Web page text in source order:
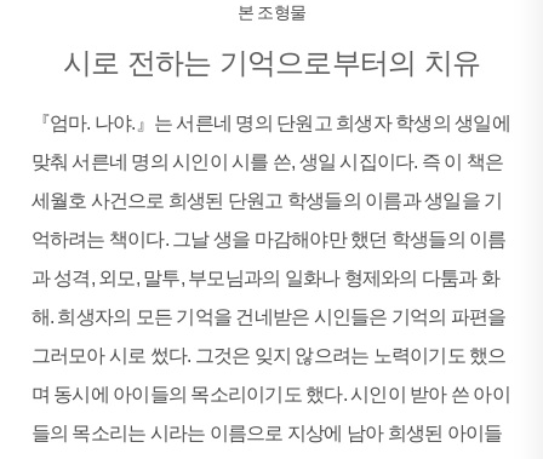
본 조형물
시로 전하는 기억으로부터의 치유
『엄마. 나야.』는 서른네 명의 단원고 희생자 학생의 생일에
맞춰 서른네 명의 시인이 시를 쓴, 생일 시집이다. 즉 이 책은
세월호 사건으로 희생된 단원고 학생들의 이름과 생일을 기
억하려는 책이다. 그날 생을 마감해야만 했던 학생들의 이름
과 성격, 외모, 말투, 부모님과의 일화나 형제와의 다툼과 화
해. 희생자의 모든 기억을 건네받은 시인들은 기억의 파편을
그러모아 시로 썼다. 그것은 잊지 않으려는 노력이기도 했으
며 동시에 아이들의 목소리이기도 했다. 시인이 받아 쓴 아이
들의 목소리는 시라는 이름으로 지상에 남아 희생된 아이들